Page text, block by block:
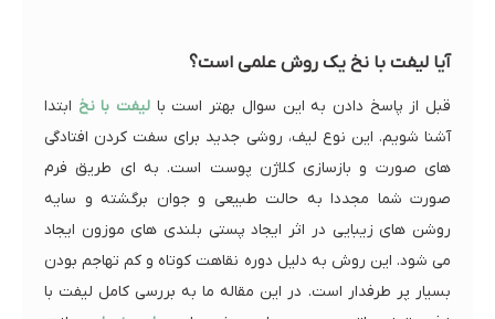
آیا لیفت با نخ یک روش علمی است؟
قبل از پاسخ دادن به این سوال بهتر است با لیفت با نخ ابتدا
آشنا شویم. این نوع لیف، روشی جدید برای سفت کردن افتادگی
های صورت و بازسازی کلاژن پوست است. به ای طریق فرم
صورت شما مجددا به حالت طبیعی و جوان برگشته و سایه
روشن های زیبایی در اثر ایجاد پستی بلندی های موزون ایجاد
می شود. این روش به دلیل دوره نقاهت کوتاه و کم تهاجم بودن
بسیار پر طرفدار است. در این مقاله ما به بررسی کامل لیفت با